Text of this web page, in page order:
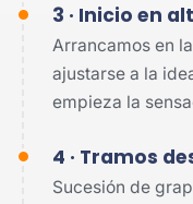
3 · Inicio en
Arrancamos en
ajustarse a la
empieza la
4 · Tramos
Sucesión de